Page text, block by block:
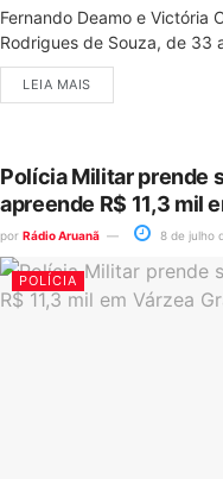
Fernando Deamo e Victória
Rodrigues de Souza, de 33
LEIA MAIS
Polícia Militar prende
apreende R$ 11,3 mil
por Rádio Aruanã 8 de julho
POLÍCIA